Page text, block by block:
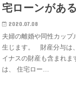
宅ローンがあ
2020.07.08
夫婦の離婚や同性カッ
生じます。 財産分与は
イナスの財産も含まれ
は、 住宅ロー…